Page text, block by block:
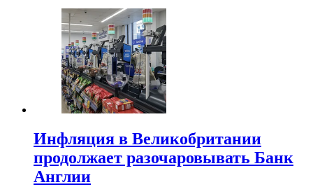
Инфляция в Великобритании
продолжает разочаровывать Банк
Англии